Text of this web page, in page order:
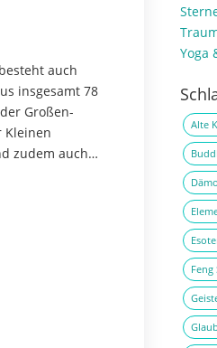
auch
insgesamt 78
Großen-
Kleinen
zudem auch
Yoga
Alte
Feng